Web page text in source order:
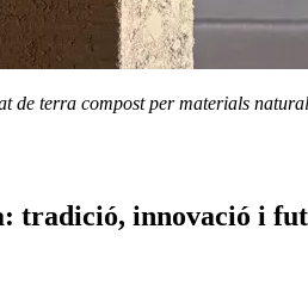
de terra compost per materials
innovació i